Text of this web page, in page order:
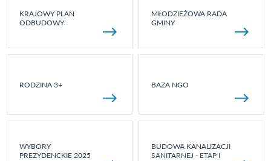
KRAJOWY PLAN
ODBUDOWY
MŁODZIEŻOWA RADA
GMINY
RODZINA 3+ BAZA NGO
WYBORY
PREZYDENCKIE 2025
BUDOWA KANALIZACJI
SANITARNEJ - ETAP I